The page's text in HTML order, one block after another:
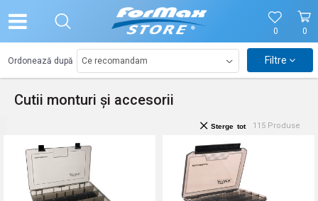
0
0
Cutii monturi și accesorii
Ordonează după Filtre
115 Produse
Sterge tot